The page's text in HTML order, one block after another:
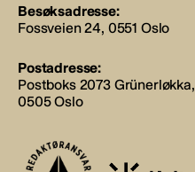
Besøksadresse:
Fossveien 24, 0551 Oslo
Postadresse:
Postboks 2073 Grünerløkka,
0505 Oslo